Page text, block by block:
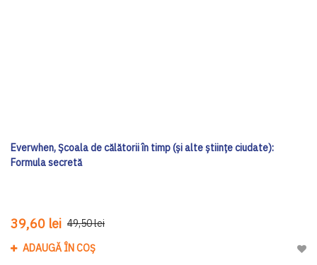
Everwhen, Școala de călătorii în timp (și alte științe ciudate):
Formula secretă
39,60 lei 49,50 lei
ADAUGĂ ÎN COȘ